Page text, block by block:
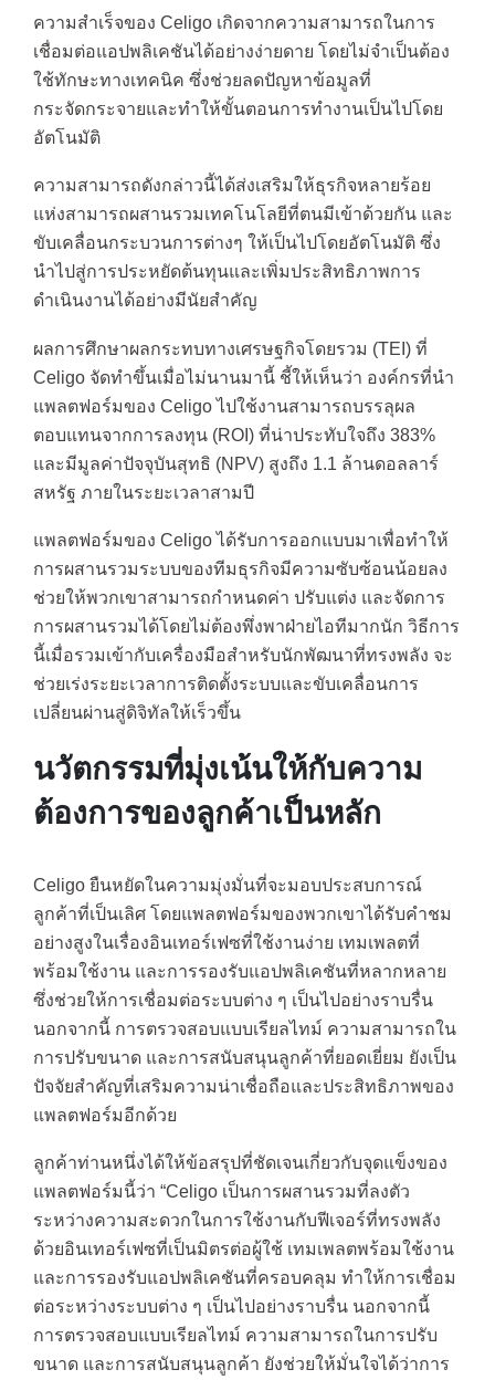
ความสำเร็จของ Celigo เกิดจากความสามารถในการ
เชื่อมต่อแอปพลิเคชันได้อย่างง่ายดาย โดยไม่จำเป็นต้อง
ใช้ทักษะทางเทคนิค ซึ่งช่วยลดปัญหาข้อมูลที่
กระจัดกระจายและทำให้ขั้นตอนการทำงานเป็นไปโดย
อัตโนมัติ
ความสามารถดังกล่าวนี้ได้ส่งเสริมให้ธุรกิจหลายร้อย
แห่งสามารถผสานรวมเทคโนโลยีที่ตนมีเข้าด้วยกัน และ
ขับเคลื่อนกระบวนการต่างๆ ให้เป็นไปโดยอัตโนมัติ ซึ่ง
นำไปสู่การประหยัดต้นทุนและเพิ่มประสิทธิภาพการ
ดำเนินงานได้อย่างมีนัยสำคัญ
ผลการศึกษาผลกระทบทางเศรษฐกิจโดยรวม (TEI) ที่
Celigo จัดทำขึ้นเมื่อไม่นานมานี้ ชี้ให้เห็นว่า องค์กรที่นำ
แพลตฟอร์มของ Celigo ไปใช้งานสามารถบรรลุผล
ตอบแทนจากการลงทุน (ROI) ที่น่าประทับใจถึง 383%
และมีมูลค่าปัจจุบันสุทธิ (NPV) สูงถึง 1.1 ล้านดอลลาร์
สหรัฐ ภายในระยะเวลาสามปี
แพลตฟอร์มของ Celigo ได้รับการออกแบบมาเพื่อทำให้
การผสานรวมระบบของทีมธุรกิจมีความซับซ้อนน้อยลง
ช่วยให้พวกเขาสามารถกำหนดค่า ปรับแต่ง และจัดการ
การผสานรวมได้โดยไม่ต้องพึ่งพาฝ่ายไอทีมากนัก วิธีการ
นี้เมื่อรวมเข้ากับเครื่องมือสำหรับนักพัฒนาที่ทรงพลัง จะ
ช่วยเร่งระยะเวลาการติดตั้งระบบและขับเคลื่อนการ
เปลี่ยนผ่านสู่ดิจิทัลให้เร็วขึ้น
นวัตกรรมที่มุ่งเน้นให้กับความ
ต้องการของลูกค้าเป็นหลัก
Celigo ยืนหยัดในความมุ่งมั่นที่จะมอบประสบการณ์
ลูกค้าที่เป็นเลิศ โดยแพลตฟอร์มของพวกเขาได้รับคำชม
อย่างสูงในเรื่องอินเทอร์เฟซที่ใช้งานง่าย เทมเพลตที่
พร้อมใช้งาน และการรองรับแอปพลิเคชันที่หลากหลาย
ซึ่งช่วยให้การเชื่อมต่อระบบต่าง ๆ เป็นไปอย่างราบรื่น
นอกจากนี้ การตรวจสอบแบบเรียลไทม์ ความสามารถใน
การปรับขนาด และการสนับสนุนลูกค้าที่ยอดเยี่ยม ยังเป็น
ปัจจัยสำคัญที่เสริมความน่าเชื่อถือและประสิทธิภาพของ
แพลตฟอร์มอีกด้วย
ลูกค้าท่านหนึ่งได้ให้ข้อสรุปที่ชัดเจนเกี่ยวกับจุดแข็งของ
แพลตฟอร์มนี้ว่า “Celigo เป็นการผสานรวมที่ลงตัว
ระหว่างความสะดวกในการใช้งานกับฟีเจอร์ที่ทรงพลัง
ด้วยอินเทอร์เฟซที่เป็นมิตรต่อผู้ใช้ เทมเพลตพร้อมใช้งาน
และการรองรับแอปพลิเคชันที่ครอบคลุม ทำให้การเชื่อม
ต่อระหว่างระบบต่าง ๆ เป็นไปอย่างราบรื่น นอกจากนี้
การตรวจสอบแบบเรียลไทม์ ความสามารถในการปรับ
ขนาด และการสนับสนุนลูกค้า ยังช่วยให้มั่นใจได้ว่าการ